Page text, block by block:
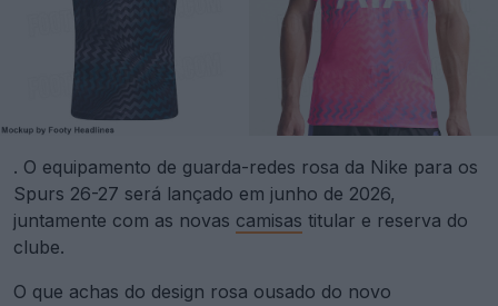
. O equipamento de guarda-redes rosa da Nike para os
Spurs 26-27 será lançado em junho de 2026,
juntamente com as novas camisas titular e reserva do
clube.
O que achas do design rosa ousado do novo